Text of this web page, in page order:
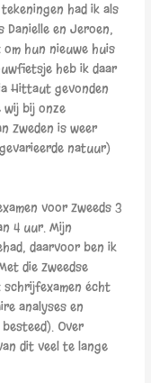
had ik als
Danielle en Jeroen,
om hun nieuwe huis
heb ik daar
Hittaut gevonden
bij onze
Zweden is weer
natuur)
voor Zweeds 3
4 uur. Mijn
daarvoor ben ik
die Zweedse
écht
analyses en
Over
dit veel te lange